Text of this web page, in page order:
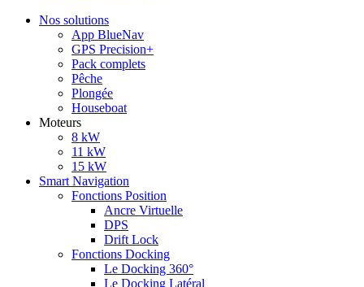
Nos solutions
App BlueNav
GPS Precision+
Pack complets
Pêche
Plongée
Houseboat
Moteurs
8 kW
11 kW
15 kW
Smart Navigation
Fonctions Position
Ancre Virtuelle
DPS
Drift Lock
Fonctions Docking
Le Docking 360°
Le Docking Latéral